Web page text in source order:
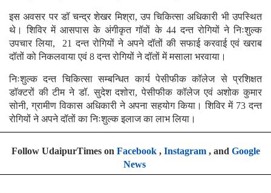
इस अवसर पर डॉ चन्द्र शेखर मिश्रा, उप चिकित्सा अधिकारी भी उपस्थित
थे। शिविर में आसपास के अंगीकृत गॉवों के 44 दन्त रोगियों ने निःशुल्क
उपचार लिया, 21 दन्त रोगियों ने अपने दॉतों की सफाई करवाई एवं खराब
दॉतों को निकलवाया एवं 8 दन्त रोगियों ने दॉतों में मसाला भरवाया।
निःशुल्क दन्त चिकित्सा सम्बन्धित कार्य पेसीफीक कॉलेज से प्रशिक्षत
डॉक्टरों की टीम ने डॉ. सुदेश दशोरा, पेसीफीक कॉलेज एवं अशोक कुमार
सोनी, ग्रामीण विकास अधिकारी ने अपना सहयोग किया। शिविर में 73 दन्त
रोगियों ने अपने दॉतों का निःशुल्क इलाज का लाभ लिया।
Follow UdaipurTimes on Facebook, Instagram, and Google
News